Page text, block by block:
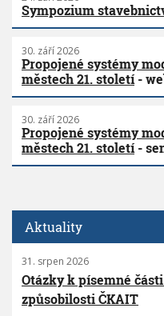
Sympozium
30. září 2026
Propojené systémy
městech 21. století-
30. září 2026
Propojené systémy
městech 21. století-
Aktuality
31. srpen 2026
Otázky k písemné
způsobilosti ČKAIT